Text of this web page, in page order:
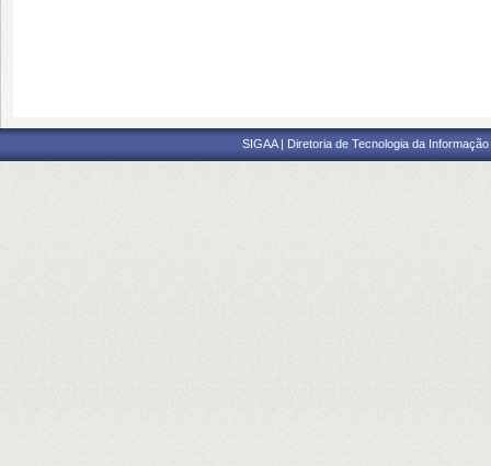
SIGAA | Diretoria de Tecnologia da